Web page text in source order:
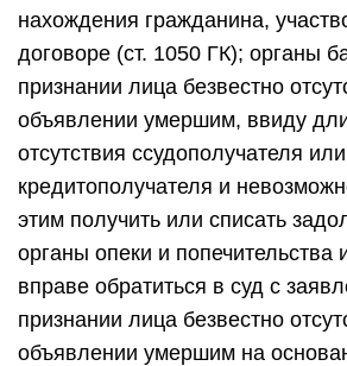
нахождения гражданина,
договоре (ст. 1050 ГК); органы
признании лица безвестно
объявлении умершим, ввиду
отсутствия ссудополучателя или
кредитополучателя и
этим получить или списать
органы опеки и попечительства
вправе обратиться в суд с
признании лица безвестно
объявлении умершим на